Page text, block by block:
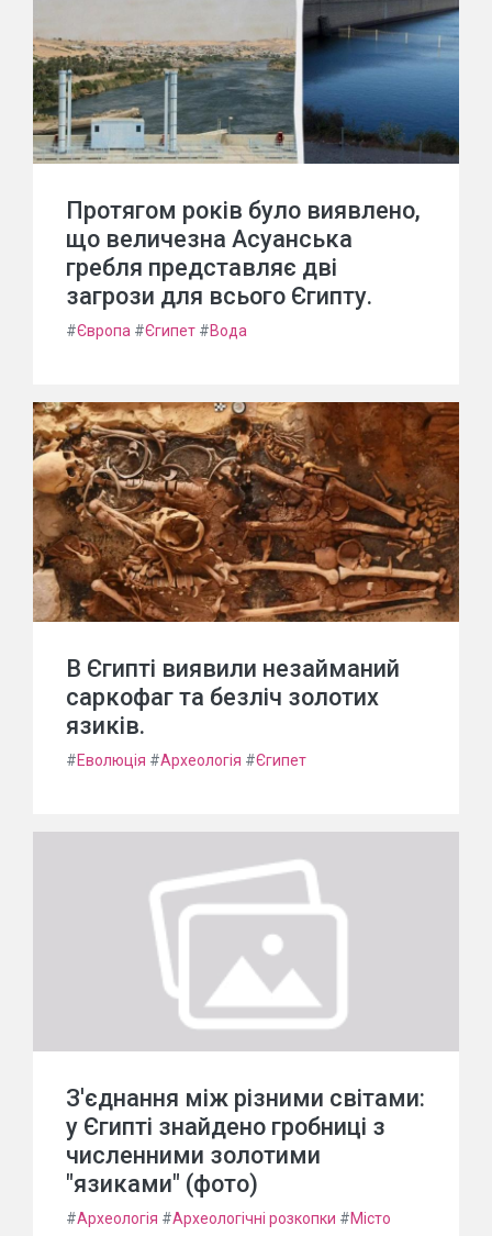
Протягом років було виявлено,
що величезна Асуанська
гребля представляє дві
загрози для всього Єгипту.
#Європа #Єгипет #Вода
В Єгипті виявили незайманий
саркофаг та безліч золотих
язиків.
#Еволюція #Археологія #Єгипет
З'єднання між різними світами:
у Єгипті знайдено гробниці з
численними золотими
"язиками" (фото)
#Археологія #Археологічні розкопки #Місто